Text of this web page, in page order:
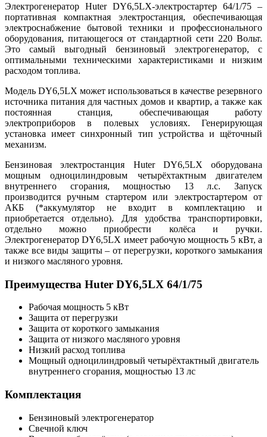
Электрогенератор Huter DY6,5LX-электростартер 64/1/75 –
портативная компактная электростанция, обеспечивающая
электроснабжение бытовой техники и профессионального
оборудования, питающегося от стандартной сети 220 Вольт.
Это самый выгодный бензиновый электрогенератор, с
оптимальными техническими характеристиками и низким
расходом топлива.
Модель DY6,5LX может использоваться в качестве резервного
источника питания для частных домов и квартир, а также как
постоянная станция, обеспечивающая работу
электроприборов в полевых условиях. Генерирующая
установка имеет синхронный тип устройства и щёточный
механизм.
Бензиновая электростанция Huter DY6,5LX оборудована
мощным одноцилиндровым четырёхтактным двигателем
внутреннего сгорания, мощностью 13 л.с. Запуск
производится ручным стартером или электростартером от
АКБ (*аккумулятор не входит в комплектацию и
приобретается отдельно). Для удобства транспортировки,
отдельно можно приобрести колёса и ручки.
Электрогенератор DY6,5LX имеет рабочую мощность 5 кВт, а
также все виды защиты – от перегрузки, короткого замыкания
и низкого масляного уровня.
Преимущества Huter DY6,5LX 64/1/75
Рабочая мощность 5 кВт
Защита от перегрузки
Защита от короткого замыкания
Защита от низкого масляного уровня
Низкий расход топлива
Мощный одноцилиндровый четырёхтактный двигатель
внутреннего сгорания, мощностью 13 лс
Комплектация
Бензиновый электрогенератор
Свечной ключ